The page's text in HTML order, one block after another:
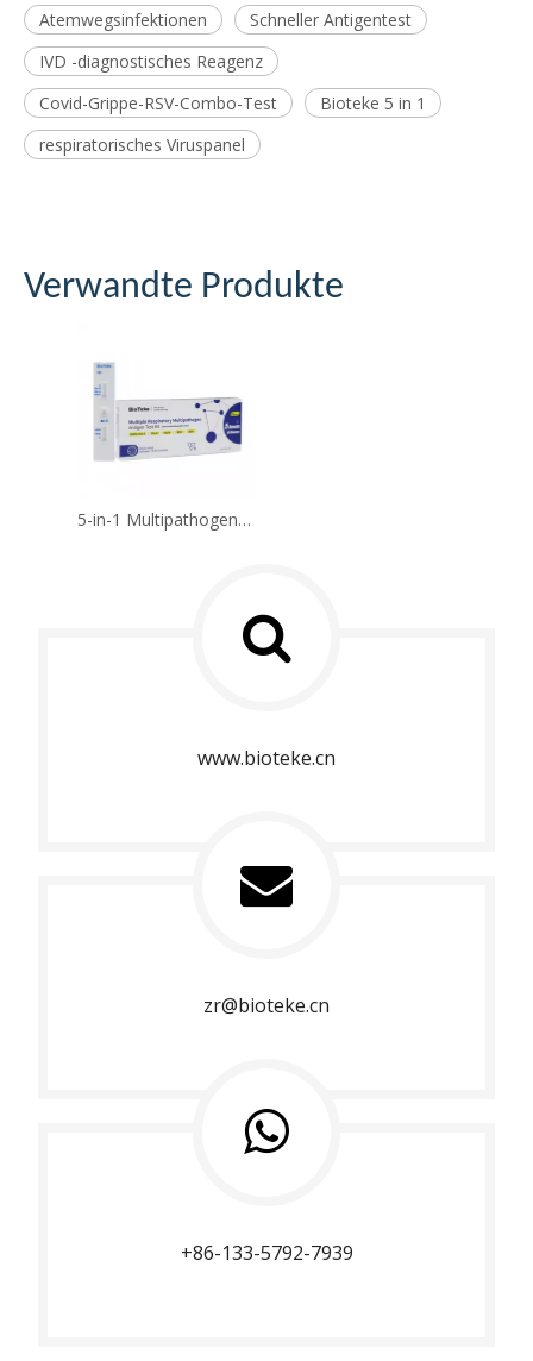
Atemwegsinfektionen
Schneller Antigentest
IVD -diagnostisches Reagenz
Covid-Grippe-RSV-Combo-Test
Bioteke 5 in 1
respiratorisches Viruspanel
Verwandte Produkte
5-in-1 Multipathogen-Antigen-Testkit (Selbsttest)
www.bioteke.cn
zr@bioteke.cn
+86-133-5792-7939